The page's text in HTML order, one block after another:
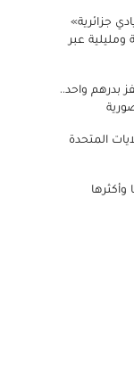
جزائرية»
عبر
بدرهم واحد..
المتحدة
وأكثرها